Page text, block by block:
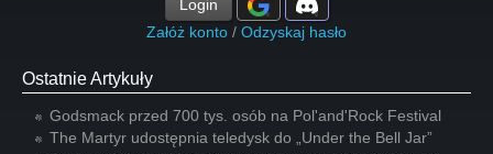
Login
Załóż konto / Odzyskaj hasło
Ostatnie Artykuły
Godsmack przed 700 tys. osób na Pol'and'Rock Festival
The Martyr udostępnia teledysk do „Under the Bell Jar”